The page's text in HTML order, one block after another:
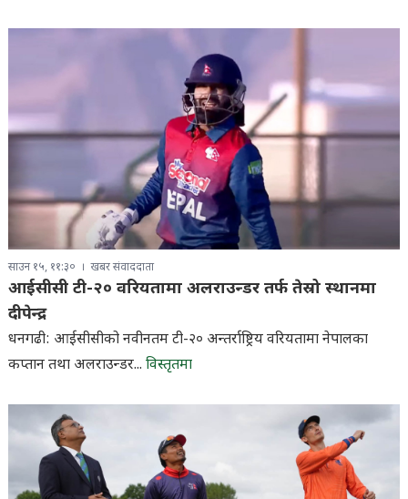
साउन १५, ११:३० खबर संवाददाता
आईसीसी टी-२० वरियतामा अलराउन्डर तर्फ तेस्रो स्थानमा
दीपेन्द्र
धनगढी: आईसीसीको नवीनतम टी-२० अन्तर्राष्ट्रिय वरियतामा नेपालका
कप्तान तथा अलराउन्डर... विस्तृतमा